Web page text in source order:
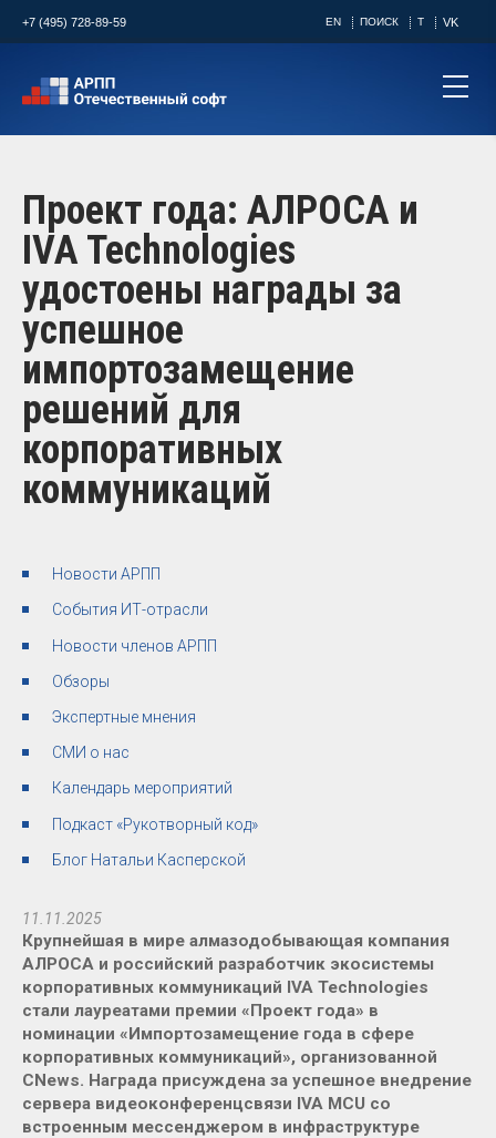
+7 (495) 728-89-59 EN ПОИСК T VK
Проект года: АЛРОСА и
IVA Technologies
удостоены награды за
успешное
импортозамещение
решений для
корпоративных
коммуникаций
Новости АРПП
События ИТ-отрасли
Новости членов АРПП
Обзоры
Экспертные мнения
СМИ о нас
Календарь мероприятий
Подкаст «Рукотворный код»
Блог Натальи Касперской
11.11.2025
Крупнейшая в мире алмазодобывающая компания
АЛРОСА и российский разработчик экосистемы
корпоративных коммуникаций IVA Technologies
стали лауреатами премии «Проект года» в
номинации «Импортозамещение года в сфере
корпоративных коммуникаций», организованной
CNews. Награда присуждена за успешное внедрение
сервера видеоконференцсвязи IVA MCU со
встроенным мессенджером в инфраструктуре